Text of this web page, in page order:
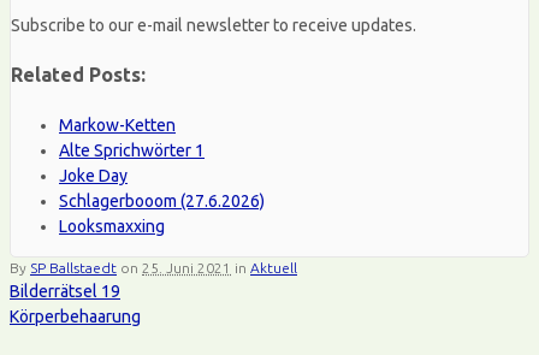
Subscribe to our e-mail newsletter to receive updates.
Related Posts:
Markow-Ketten
Alte Sprichwörter 1
Joke Day
Schlagerbooom (27.6.2026)
Looksmaxxing
By SP Ballstaedt on 25. Juni 2021 in Aktuell
Bilderrätsel 19
Körperbehaarung